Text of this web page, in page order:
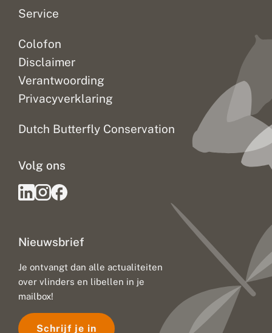
Service
Colofon
Disclaimer
Verantwoording
Privacyverklaring
Dutch Butterfly Conservation
Nieuwsbrief
Je ontvangt dan alle actualiteiten
over vlinders en libellen in je
mailbox!
Schrijf je in
Volg ons